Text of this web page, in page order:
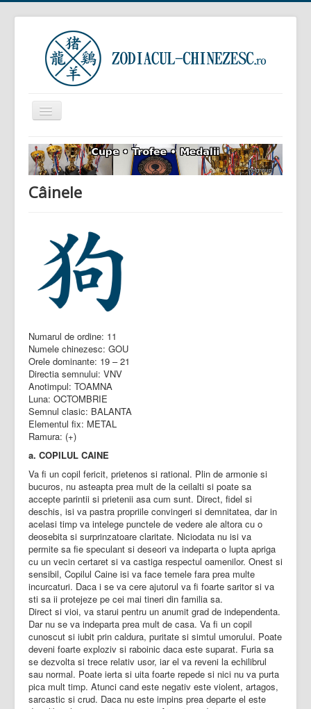
Comută
navigarea
Prima pagină
Zodiacul Chinezesc
Zodiacul European
Zodiacul Arboricol
Semnificația viselor
Sunteți aici: Acasă
Zodii (semne)
Câinele
Câinele
Numarul de ordine: 11
Numele chinezesc: GOU
Orele dominante: 19 – 21
Directia semnului: VNV
Anotimpul: TOAMNA
Luna: OCTOMBRIE
Semnul clasic: BALANTA
Elementul fix: METAL
Ramura: (+)
a. COPILUL CAINE
Va fi un copil fericit, prietenos si rational. Plin de armonie si
bucuros, nu asteapta prea mult de la ceilalti si poate sa
accepte parintii si prietenii asa cum sunt. Direct, fidel si
deschis, isi va pastra propriile convingeri si demnitatea, dar in
acelasi timp va intelege punctele de vedere ale altora cu o
deosebita si surprinzatoare claritate. Niciodata nu isi va
permite sa fie speculant si deseori va indeparta o lupta apriga
cu un vecin certaret si va castiga respectul oamenilor. Onest si
sensibil, Copilul Caine isi va face temele fara prea multe
incurcaturi. Daca i se va cere ajutorul va fi foarte saritor si va
sti sa ii protejeze pe cei mai tineri din familia sa.
Direct si vioi, va starui pentru un anumit grad de independenta.
Dar nu se va indeparta prea mult de casa. Va fi un copil
cunoscut si iubit prin caldura, puritate si simtul umorului. Poate
deveni foarte exploziv si raboinic daca este suparat. Furia sa
se dezvolta si trece relativ usor, iar el va reveni la echilibrul
sau normal. Poate ierta si uita foarte repede si nici nu va purta
pica mult timp. Atunci cand este negativ este violent, artagos,
sarcastic si crud. Daca nu este impins prea departe el este